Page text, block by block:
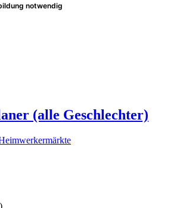
notwendig
(alle Geschlechter)